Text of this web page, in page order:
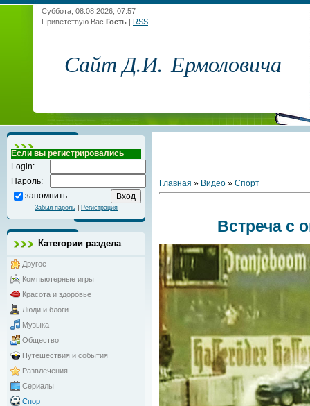
Суббота, 08.08.2026, 07:57
Приветствую Вас Гость | RSS
Сайт Д.И. Ермоловича
Если вы регистрировались
Login:
Пароль:
запомнить
Забыл пароль Регистрация
Категории раздела
Другое
Компьютерные игры
Красота и здоровье
Люди и блоги
Музыка
Общество
Путешествия и события
Развлечения
Сериалы
Спорт
Главная » Видео » Спорт
Встреча с